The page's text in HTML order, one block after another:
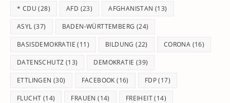
* CDU (28) AFD (23) AFGHANISTAN (13)
ASYL (37) BADEN-WÜRTTEMBERG (24)
BASISDEMOKRATIE (11) BILDUNG (22) CORONA (16)
DATENSCHUTZ (13) DEMOKRATIE (39)
ETTLINGEN (30) FACEBOOK (16) FDP(17)
FLUCHT (14) FRAUEN (14) FREIHEIT(14)